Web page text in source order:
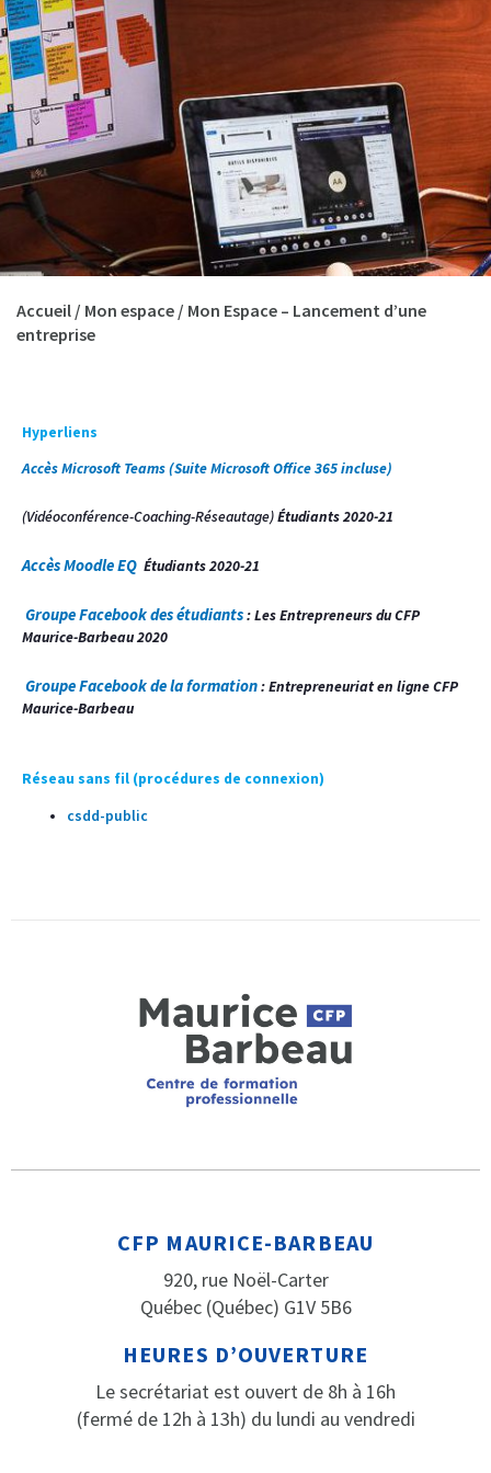
Accueil / Mon espace / Mon Espace – Lancement d’une
entreprise
Hyperliens
Accès Microsoft Teams (Suite Microsoft Office 365 incluse)
(Vidéoconférence-Coaching-Réseautage)Étudiants 2020-21
Accès MoodleEQ Étudiants 2020-21
Groupe Facebook des étudiants: Les Entrepreneurs du CFP
Maurice-Barbeau 2020
Groupe Facebook de la formation: Entrepreneuriat en ligne CFP
Maurice-Barbeau
Réseau sans fil (procédures de connexion)
csdd-public
CFP MAURICE-BARBEAU
920, rue Noël-Carter
Québec (Québec) G1V 5B6
HEURES D’OUVERTURE
Le secrétariat est ouvert de 8h à 16h
(fermé de 12h à 13h) du lundi au vendredi